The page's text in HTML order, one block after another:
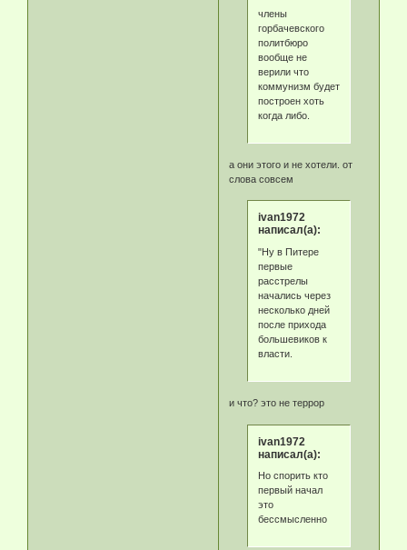
члены
горбачевского
политбюро
вообще не
верили что
коммунизм будет
построен хоть
когда либо.
а они этого и не хотели. от
слова совсем
ivan1972
написал(а):
"Ну в Питере
первые
расстрелы
начались через
несколько дней
после прихода
большевиков к
власти.
и что? это не террор
ivan1972
написал(а):
Но спорить кто
первый начал
это
бессмысленно